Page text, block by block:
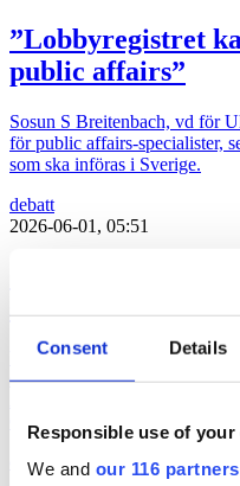
Consent Details
Responsible use of your
We and our 116 partners
”Lobbyregistret
public affairs”
Sosun S Breitenbach, vd för
för public affairs-specialister,
som ska införas i Sverige.
debatt
2026-06-01, 05:51
”Slutna möten
själ”
Varje slutet möte tar
slutna rummet, och ökar
Communications.
debatt